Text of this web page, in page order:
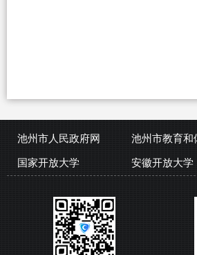
池州市人民政府网 池州市教育和
国家开放大学 安徽开放大学